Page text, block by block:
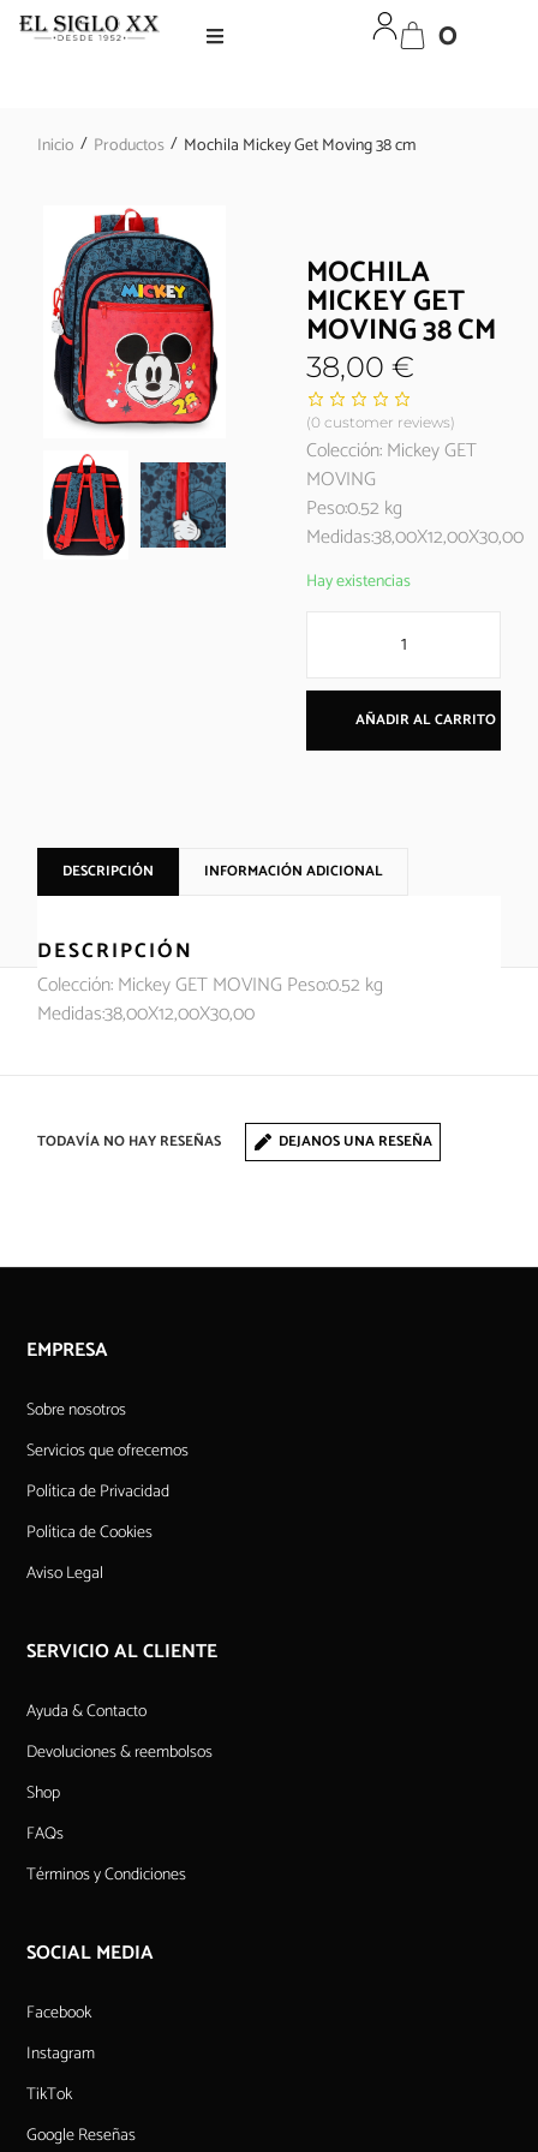
0
Inicio / Productos / Mochila Mickey Get Moving 38 cm
MOCHILA
MICKEY GET
MOVING 38 CM
38,00€
(0 customer reviews)
Colección: Mickey GET
MOVING
Peso:0.52 kg
Medidas:38,00X12,00X30,00
Hay existencias
AÑADIR AL CARRITO
DESCRIPCIÓN INFORMACIÓN ADICIONAL
DESCRIPCIÓN
Colección: Mickey GET MOVING Peso:0.52 kg
Medidas:38,00X12,00X30,00
TODAVÍA NO HAY RESEÑAS DEJANOS UNA RESEÑA
EMPRESA
Sobre nosotros
Servicios que ofrecemos
Política de Privacidad
Política de Cookies
Aviso Legal
SERVICIO AL CLIENTE
Ayuda & Contacto
Devoluciones & reembolsos
Shop
FAQs
Términos y Condiciones
SOCIAL MEDIA
Facebook
Instagram
TikTok
Google Reseñas